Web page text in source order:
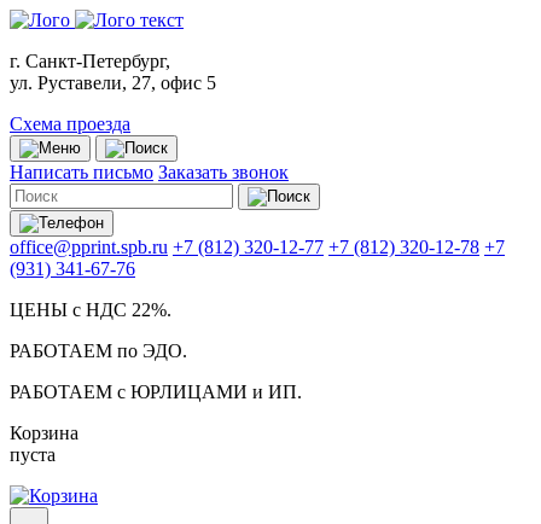
г. Санкт-Петербург,
ул. Руставели, 27, офис 5
Схема проезда
Написать письмо Заказать звонок
office@pprint.spb.ru +7 (812) 320-12-77 +7 (812) 320-12-78 +7
(931) 341-67-76
ЦЕНЫ с НДС 22%.
РАБОТАЕМ по ЭДО.
РАБОТАЕМ с ЮРЛИЦАМИ и ИП.
Корзина
пуста